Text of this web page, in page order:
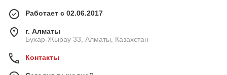
Работает с 02.06.2017
г. Алматы
Бухар-Жырау 33, Алматы, Казахстан
Контакты